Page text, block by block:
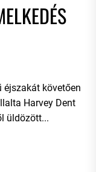
éjszakát követően
Harvey Dent
üldözött...